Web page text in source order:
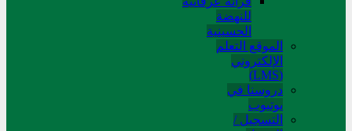
للنهضة
الحسینیة
الموقع التعلم
الإلکتروني
(LMS)
دروسنا في
يوتيوب
التسجيل /